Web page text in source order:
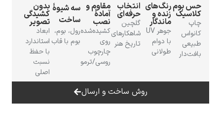
ادگار دگا
بومرنگ‌های
زنده و
ماندگار
جوهر UV
با دوام
طولانی
انتخاب
حرفه‌ای
گلچین
شاهکارهای
تاریخ هنر
مقاوم و
آمادهٔ
نصب
کشیده‌شده
روی
چارچوب
روسی/ترمو
سه شیوهٔ
ساخت
رول، بوم،
بوم با قاب
بدون
کشیدگی
تصویر
ابعاد
استاندارد
روش ساخت و ارسال